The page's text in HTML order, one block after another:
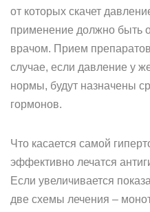
от которых скачет
применение должно быть
врачом. Прием
случае, если давление у
нормы, будут назначены
гормонов.
Что касается самой
эффективно лечатся
Если увеличивается
две схемы лечения –